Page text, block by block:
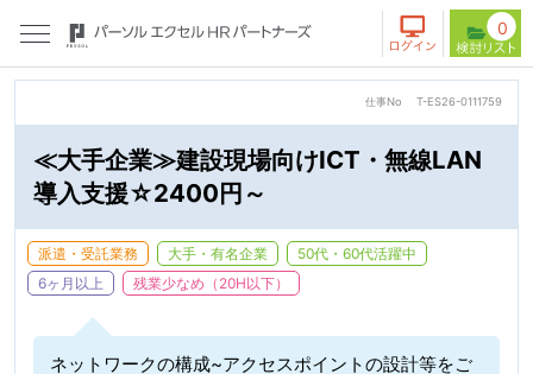
0
仕事No T-ES26-0111759
≪大手企業≫建設現場向けICT・無線LAN
導入支援☆2400円～
派遣・受託業務 大手・有名企業
50代・60代活躍中
6ヶ月以上
残業少なめ（20H以下）
ネットワークの構成~アクセスポイントの設計等をご